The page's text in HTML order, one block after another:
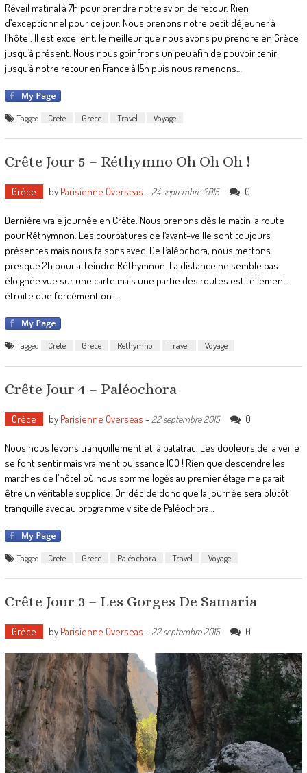
Réveil matinal à 7h pour prendre notre avion de retour. Rien
d’exceptionnel pour ce jour. Nous prenons notre petit déjeuner à
l’hôtel. Il est excellent, le meilleur que nous avons pu prendre en Grèce
jusqu’à présent. Nous nous goinfrons un peu afin de pouvoir tenir
jusqu’à notre retour en France à 15h puis nous ramenons…
Tagged Crete Grece Travel Voyage
Crête Jour 5 – Réthymno Oh Oh Oh !
Grèce by Parisienne Overseas - 24 septembre 2015 0
Dernière vraie journée en Crête. Nous prenons dès le matin la route
pour Réthymnon. Les courbatures de l’avant-veille sont toujours
présentes mais nous faisons avec. De Paléochora, nous mettons
presque 2h pour atteindre Réthymnon. La distance ne semble pas
éloignée vue sur une carte mais une partie des routes est tellement
étroite que forcément on…
Tagged Crete Grece Rethymno Travel Voyage
Crête Jour 4 – Paléochora
Grèce by Parisienne Overseas - 22 septembre 2015 0
Nous nous levons tranquillement et là patatrac. Les douleurs de la veille
se font sentir mais vraiment puissance 100 ! Rien que descendre les
marches de l’hôtel où nous somme logés au premier étage me parait
être un véritable supplice. On décide donc que la journée sera plutôt
tranquille avec au programme visite de Paléochora…
Tagged Crete Grece Paléochora Travel Voyage
Crête Jour 3 – Les Gorges De Samaria
Grèce by Parisienne Overseas - 22 septembre 2015 0